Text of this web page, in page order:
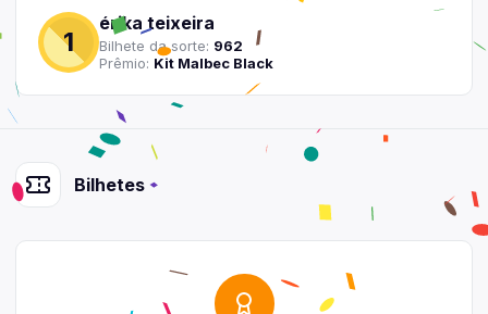
1
érika teixeira
Bilhete da sorte: 962
Prêmio: Kit Malbec Black
Bilhetes